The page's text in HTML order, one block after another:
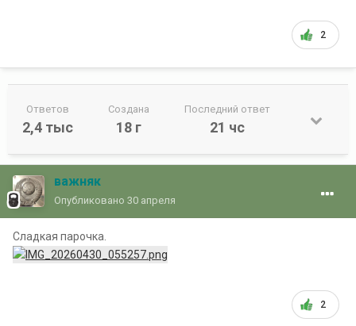
2
Ответов
2,4 тыс
Создана
18 г
Последний ответ
21 чс
важняк
Опубликовано 30 апреля
Сладкая парочка.
2